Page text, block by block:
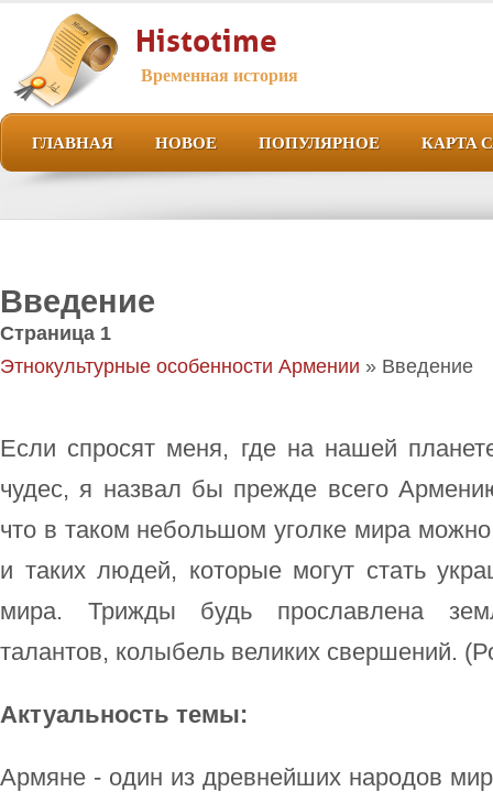
Histotime
Временная история
ГЛАВНАЯ НОВОЕ ПОПУЛЯРНОЕ КАРТА
Введение
Страница 1
Этнокультурные особенности Армении » Введение
Если спросят меня, где на нашей
чудес, я назвал бы прежде всего
что в таком небольшом уголке мира можно
и таких людей, которые могут стать
мира. Трижды будь прославлена
талантов, колыбель великих свершений.
Актуальность темы:
Армяне - один из древнейших народов